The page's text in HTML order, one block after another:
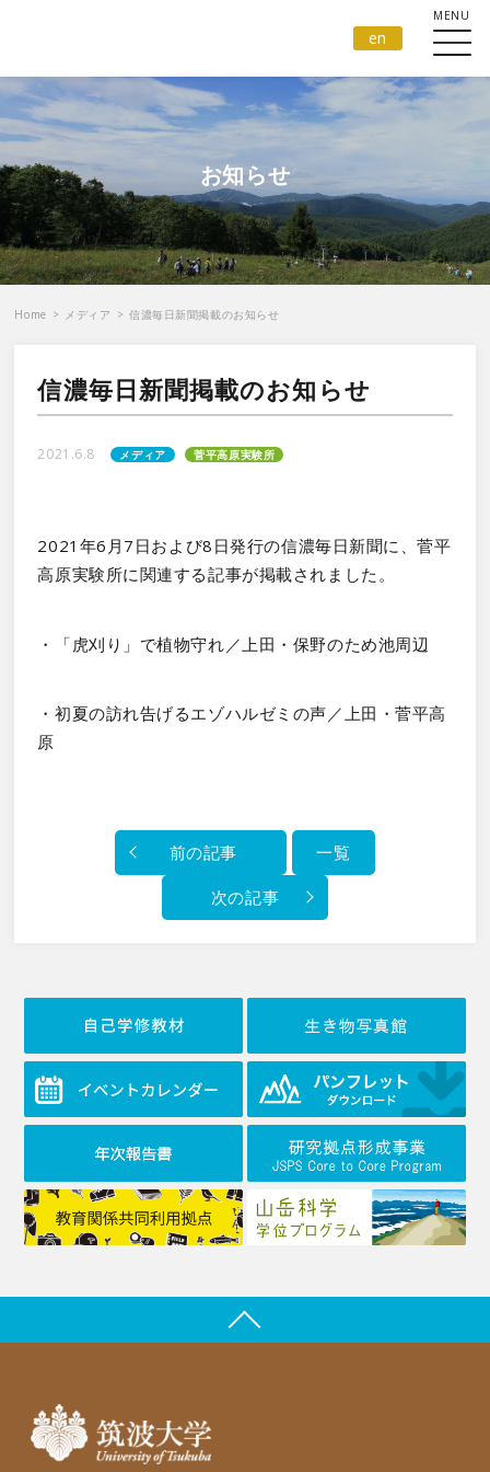
en
お知らせ
Home > メディア > 信濃毎日新聞掲載のお知らせ
信濃毎日新聞掲載のお知らせ
2021.6.8 メディア 菅平高原実験所
2021年6月7日および8日発行の信濃毎日新聞に、菅平
高原実験所に関連する記事が掲載されました。
・「虎刈り」で植物守れ／上田・保野のため池周辺
・初夏の訪れ告げるエゾハルゼミの声／上田・菅平高
原
前の記事 一覧
次の記事